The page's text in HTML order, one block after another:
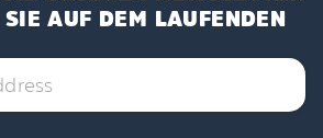
AUF DEM LAUFENDEN